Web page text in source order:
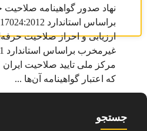
نهاد صدور گواهینامه
ارزیابی و احراز صلاحیت
که اعتبار گواهینامه آن‌ها ...
جستجو